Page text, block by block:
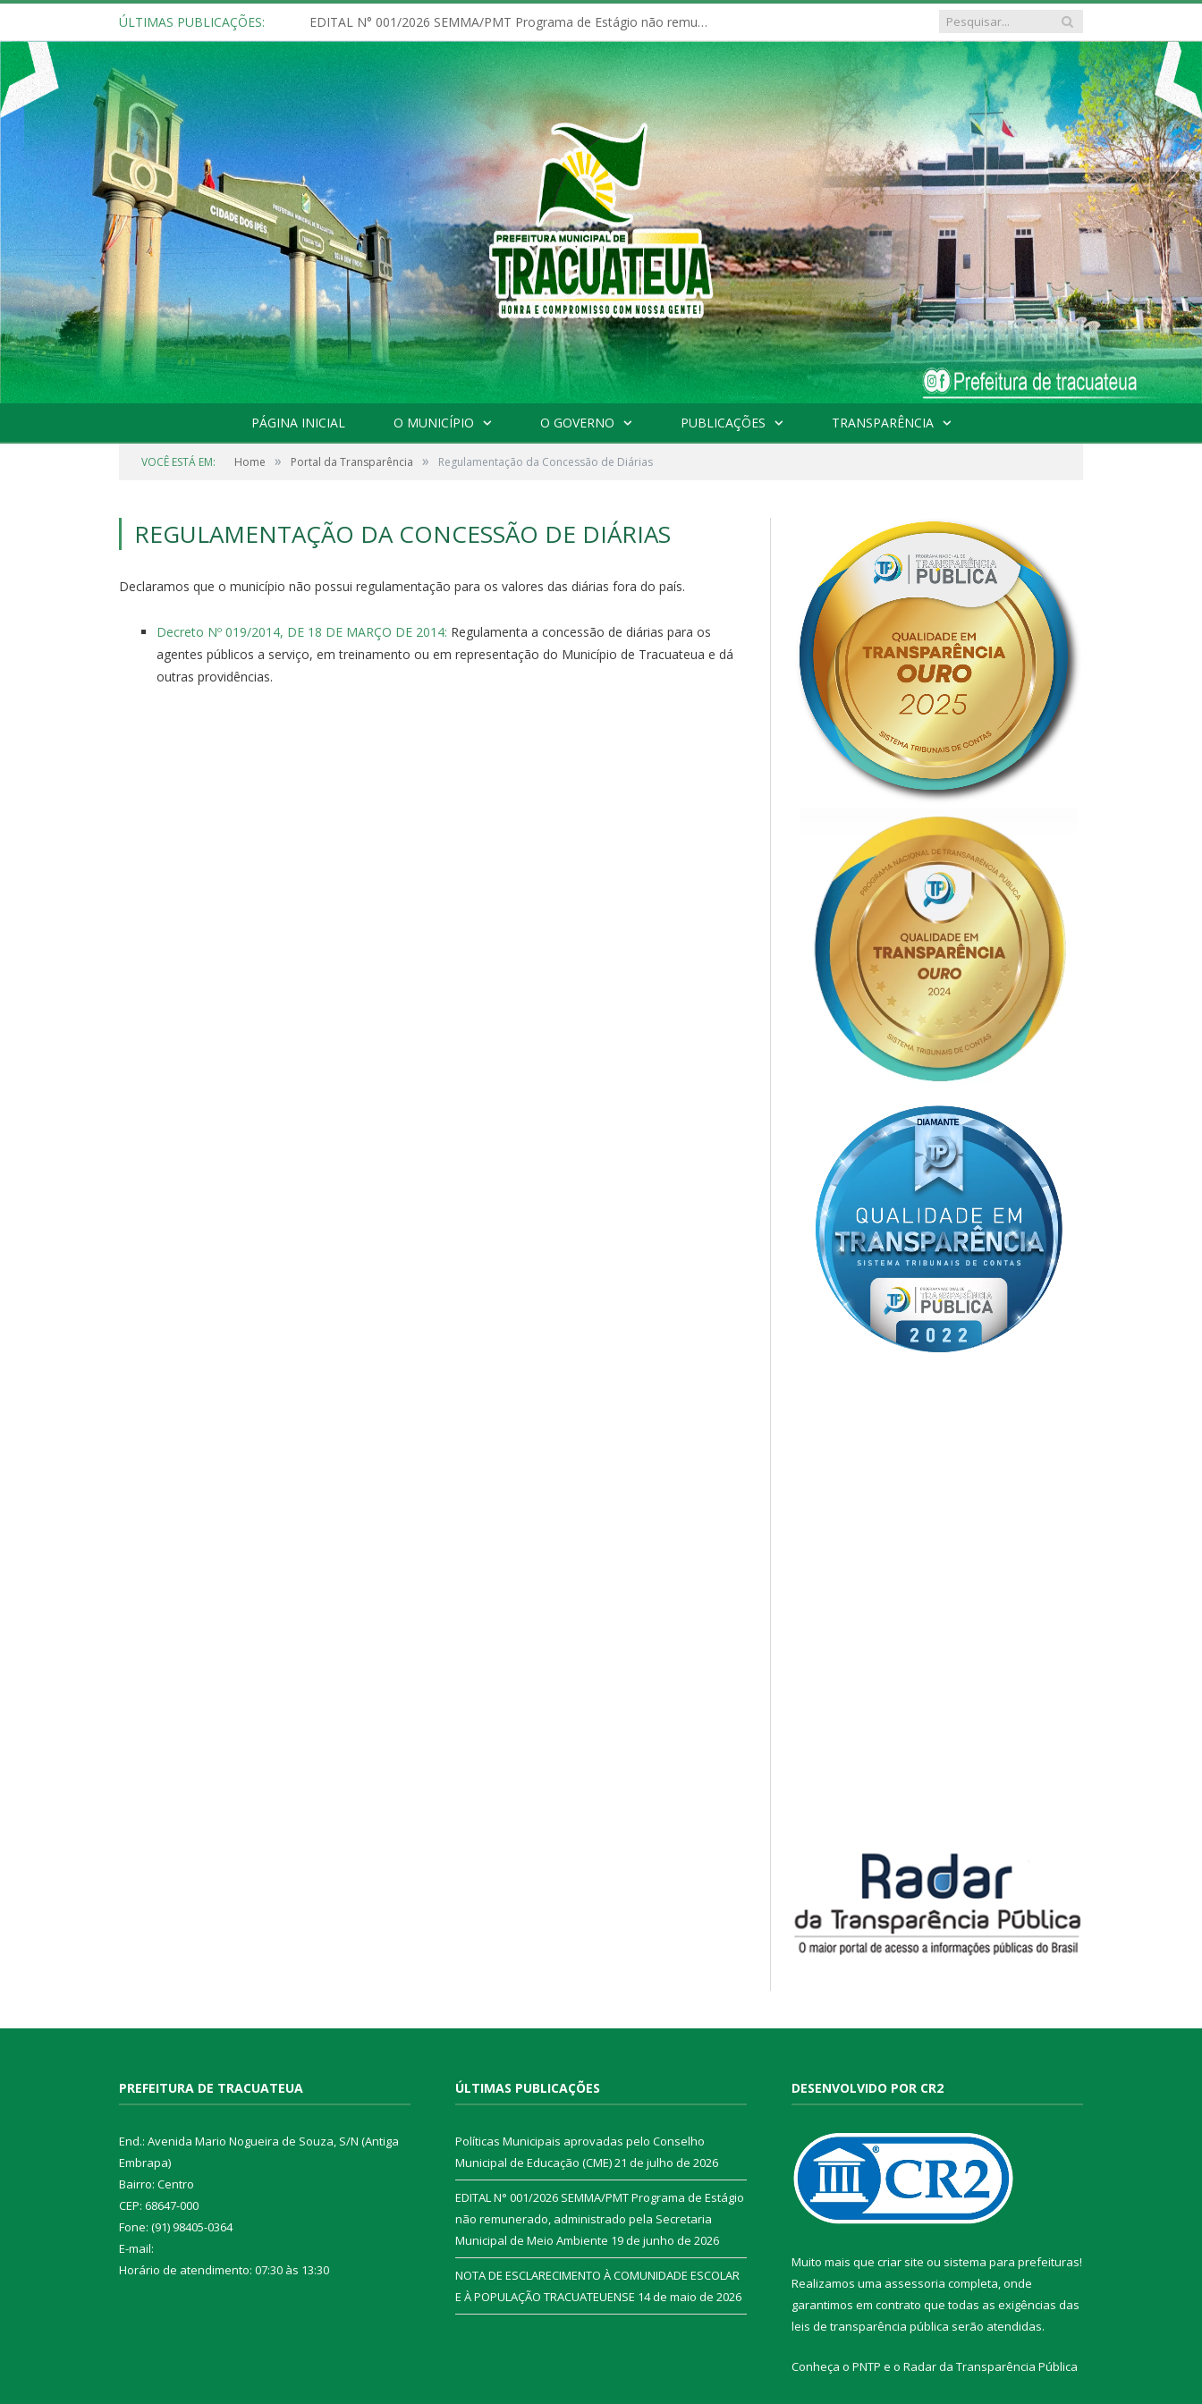
ÚLTIMAS PUBLICAÇÕES: EDITAL N° 001/2026 SEMMA/PMT Programa de Estágio não remunerado, administrado pela Secretaria Municipal de Meio Ambiente
PÁGINA INICIAL O MUNICÍPIO O GOVERNO PUBLICAÇÕES TRANSPARÊNCIA
VOCÊ ESTÁ EM: Home » Portal da Transparência » Regulamentação da Concessão de Diárias
REGULAMENTAÇÃO DA CONCESSÃO DE DIÁRIAS
Declaramos que o município não possui regulamentação para os valores das diárias fora do país.
Decreto Nº 019/2014, DE 18 DE MARÇO DE 2014: Regulamenta a concessão de diárias para os
agentes públicos a serviço, em treinamento ou em representação do Município de Tracuateua e dá
outras providências.
PREFEITURA DE TRACUATEUA
End.: Avenida Mario Nogueira de Souza, S/N (Antiga
Embrapa)
Bairro: Centro
CEP: 68647-000
Fone: (91) 98405-0364
E-mail:
Horário de atendimento: 07:30 às 13:30
ÚLTIMAS PUBLICAÇÕES
Políticas Municipais aprovadas pelo Conselho
Municipal de Educação (CME)21 de julho de 2026
EDITAL N° 001/2026 SEMMA/PMT Programa de Estágio
não remunerado, administrado pela Secretaria
Municipal de Meio Ambiente 19 de junho de 2026
NOTA DE ESCLARECIMENTO À COMUNIDADE ESCOLAR
E À POPULAÇÃO TRACUATEUENSE 14 de maio de 2026
DESENVOLVIDO POR CR2
Muito mais que criar site ou sistema para prefeituras!
Realizamos uma assessoria completa, onde
garantimos em contrato que todas as exigências das
leis de transparência pública serão atendidas.
Conheça o PNTP e o Radar da Transparência Pública